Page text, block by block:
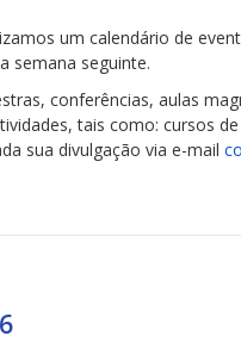
um calendário de
semana seguinte.
conferências, aulas
tais como: cursos
sua divulgação via e-mail